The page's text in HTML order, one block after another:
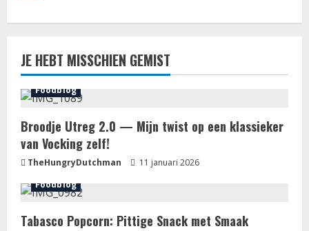
JE HEBT MISSCHIEN GEMIST
Foodblog
Broodje Utreg 2.0 — Mijn twist op een klassieker
van Vocking zelf!
TheHungryDutchman
11 januari 2026
Foodblog
Tabasco Popcorn: Pittige Snack met Smaak